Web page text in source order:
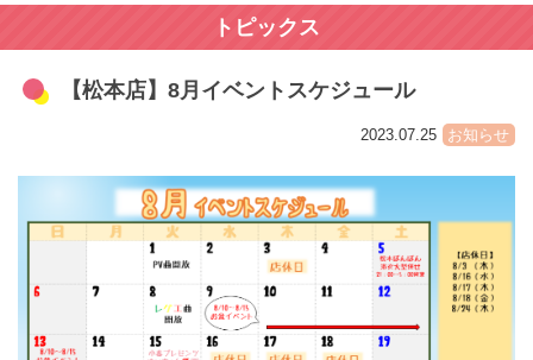
トピックス
【松本店】8月イベントスケジュール
2023.07.25 お知らせ